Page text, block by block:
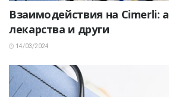
Взаимодействия на Cimerli:
лекарства и други
14/03/2024